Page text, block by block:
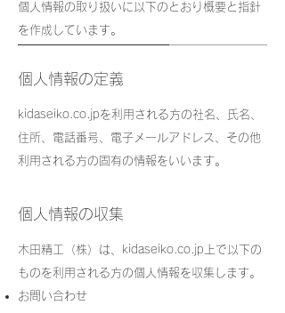
個人情報の取り扱いに以下のとおり概要と指針
を作成しています。
個人情報の定義
kidaseiko.co.jpを利用される方の社名、氏名、
住所、電話番号、電子メールアドレス、その他
利用される方の固有の情報をいいます。
個人情報の収集
木田精工（株）は、kidaseiko.co.jp上で以下の
ものを利用される方の個人情報を収集します。
お問い合わせ